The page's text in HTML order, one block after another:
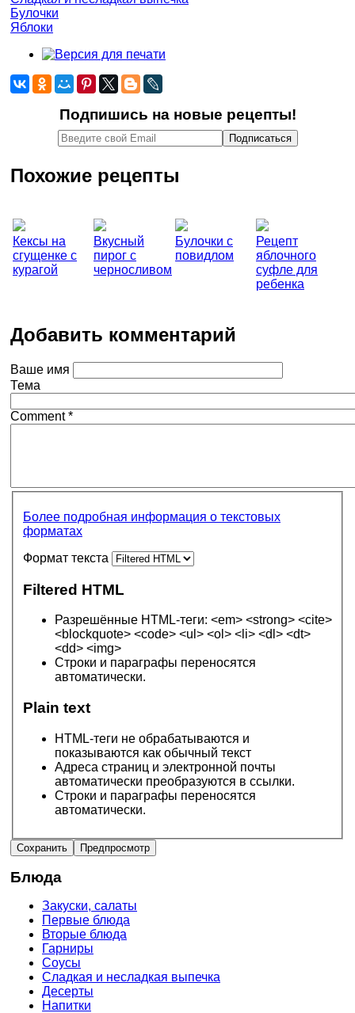
Булочки
Яблоки
Подпишись на новые рецепты!
Похожие рецепты
Кексы на
сгущенке с
курагой
Вкусный
пирог с
черносливом
Булочки с
повидлом
Рецепт
яблочного
суфле для
ребенка
Добавить комментарий
Ваше имя
Тема
Comment*
Более подробная информация о текстовых
форматах
Формат текста
Filtered HTML
Разрешённые HTML-теги: <em> <strong> <cite>
<blockquote> <code> <ul> <ol> <li> <dl> <dt>
<dd> <img>
Строки и параграфы переносятся
автоматически.
Plain text
HTML-теги не обрабатываются и
показываются как обычный текст
Адреса страниц и электронной почты
автоматически преобразуются в ссылки.
Строки и параграфы переносятся
автоматически.
Блюда
Закуски, салаты
Первые блюда
Вторые блюда
Гарниры
Соусы
Сладкая и несладкая выпечка
Десерты
Напитки